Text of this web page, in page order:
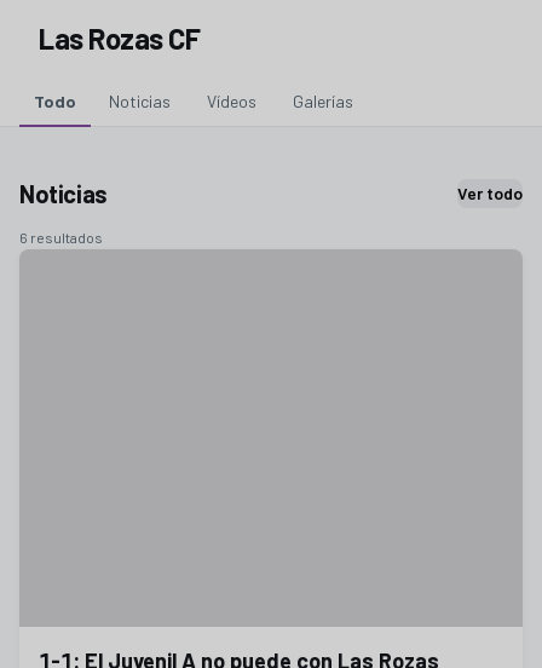
Las Rozas CF
Todo Noticias Vídeos Galerías
Noticias Ver todo
6 resultados
1-1: El Juvenil A no puede con Las Rozas